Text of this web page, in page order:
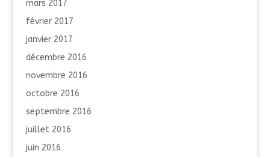
mars 2017
février 2017
janvier 2017
décembre 2016
novembre 2016
octobre 2016
septembre 2016
juillet 2016
juin 2016